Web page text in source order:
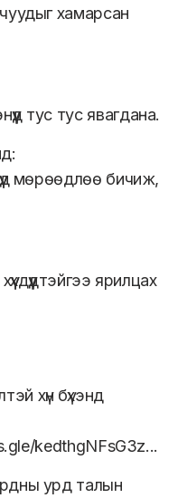
хамарсан
тус тус явагдана.
мөрөөдлөө бичиж,
ярилцах
хүн бүхэнд
kedthgNFsG3z...
урд талын